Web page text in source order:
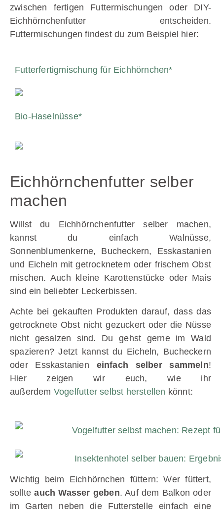
zwischen fertigen Futtermischungen oder DIY-
Eichhörnchenfutter entscheiden.
Futtermischungen findest du zum Beispiel hier:
Futterfertigmischung für Eichhörnchen*
Bio-Haselnüsse*
Eichhörnchenfutter selber
machen
Willst du Eichhörnchenfutter selber machen,
kannst du einfach Walnüsse,
Sonnenblumenkerne, Bucheckern, Esskastanien
und Eicheln mit getrocknetem oder frischem Obst
mischen. Auch kleine Karottenstücke oder Mais
sind ein beliebter Leckerbissen.
Achte bei gekauften Produkten darauf, dass das
getrocknete Obst nicht gezuckert oder die Nüsse
nicht gesalzen sind. Du gehst gerne im Wald
spazieren? Jetzt kannst du Eicheln, Bucheckern
oder Esskastanien einfach selber sammeln!
Hier zeigen wir euch, wie ihr
außerdem Vogelfutter selbst herstellen könnt:
Wichtig beim Eichhörnchen füttern: Wer füttert,
sollteauch Wasser geben. Auf dem Balkon oder
im Garten neben die Futterstelle einfach eine